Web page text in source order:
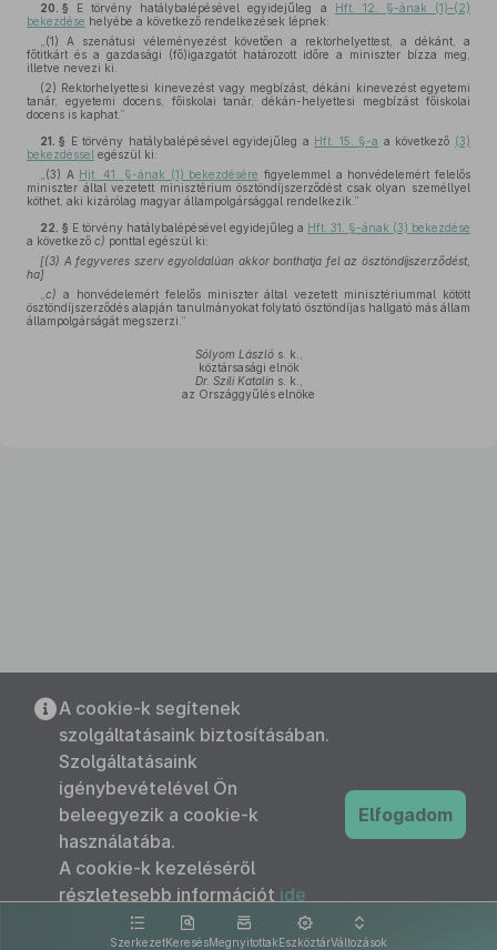
20. § E törvény hatálybalépésével egyidejűleg a
Hft. 12. §-ának (1)–(2)
bekezdése helyébe a következő rendelkezések lépnek:
„(1) A szenátusi véleményezést követően a rektorhelyettest, a dékánt, a
főtitkárt és a gazdasági (fő)igazgatót határozott időre a miniszter bízza meg,
illetve nevezi ki.
(2) Rektorhelyettesi kinevezést vagy megbízást, dékáni kinevezést egyetemi
tanár, egyetemi docens, főiskolai tanár, dékán-helyettesi megbízást főiskolai
docens is kaphat.”
21. § E törvény hatálybalépésével egyidejűleg a Hft. 15. §-a a következő (3)
bekezdéssel egészül ki:
„(3) A Hjt. 41. §-ának (1) bekezdésére figyelemmel a honvédelemért felelős
miniszter által vezetett minisztérium ösztöndíjszerződést csak olyan személlyel
köthet, aki kizárólag magyar állampolgársággal rendelkezik.”
22. § E törvény hatálybalépésével egyidejűleg a Hft. 31. §-ának (3) bekezdése
a következő c) ponttal egészül ki:
[(3) A fegyveres szerv egyoldalúan akkor bonthatja fel az ösztöndíjszerződést,
ha]
c) a honvédelemért felelős miniszter által vezetett minisztériummal kötött
ösztöndíjszerződés alapján tanulmányokat folytató ösztöndíjas hallgató más állam
állampolgárságát megszerzi.”
Sólyom Lászlós. k.,
köztársasági elnök
Dr. Szili Katalins. k.,
az Országgyűlés elnöke
SzerkezetKeresésMegnyitottakEszköztárVáltozások
A cookie-k segítenek
szolgáltatásaink biztosításában.
Szolgáltatásaink
igénybevételével Ön
beleegyezik a cookie-k
használatába.
A cookie-k kezeléséről
részletesebb információt ide
kattintva olvashat.
Elfogadom